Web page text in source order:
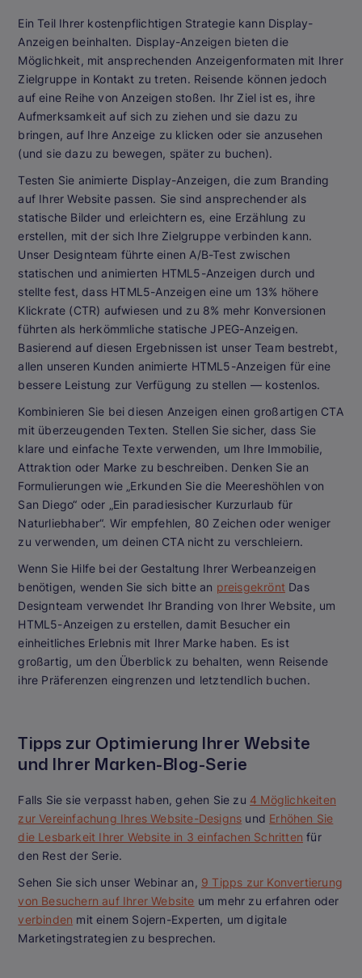
Ein Teil Ihrer kostenpflichtigen Strategie kann Display-
Anzeigen beinhalten. Display-Anzeigen bieten die
Möglichkeit, mit ansprechenden Anzeigenformaten mit Ihrer
Zielgruppe in Kontakt zu treten. Reisende können jedoch
auf eine Reihe von Anzeigen stoßen. Ihr Ziel ist es, ihre
Aufmerksamkeit auf sich zu ziehen und sie dazu zu
bringen, auf Ihre Anzeige zu klicken oder sie anzusehen
(und sie dazu zu bewegen, später zu buchen).
Testen Sie animierte Display-Anzeigen, die zum Branding
auf Ihrer Website passen. Sie sind ansprechender als
statische Bilder und erleichtern es, eine Erzählung zu
erstellen, mit der sich Ihre Zielgruppe verbinden kann.
Unser Designteam führte einen A/B-Test zwischen
statischen und animierten HTML5-Anzeigen durch und
stellte fest, dass HTML5-Anzeigen eine um 13% höhere
Klickrate (CTR) aufwiesen und zu 8% mehr Konversionen
führten als herkömmliche statische JPEG-Anzeigen.
Basierend auf diesen Ergebnissen ist unser Team bestrebt,
allen unseren Kunden animierte HTML5-Anzeigen für eine
bessere Leistung zur Verfügung zu stellen — kostenlos.
Kombinieren Sie bei diesen Anzeigen einen großartigen CTA
mit überzeugenden Texten. Stellen Sie sicher, dass Sie
klare und einfache Texte verwenden, um Ihre Immobilie,
Attraktion oder Marke zu beschreiben. Denken Sie an
Formulierungen wie „Erkunden Sie die Meereshöhlen von
San Diego“ oder „Ein paradiesischer Kurzurlaub für
Naturliebhaber“. Wir empfehlen, 80 Zeichen oder weniger
zu verwenden, um deinen CTA nicht zu verschleiern.
Wenn Sie Hilfe bei der Gestaltung Ihrer Werbeanzeigen
benötigen, wenden Sie sich bitte an preisgekrönt Das
Designteam verwendet Ihr Branding von Ihrer Website, um
HTML5-Anzeigen zu erstellen, damit Besucher ein
einheitliches Erlebnis mit Ihrer Marke haben. Es ist
großartig, um den Überblick zu behalten, wenn Reisende
ihre Präferenzen eingrenzen und letztendlich buchen.
Tipps zur Optimierung Ihrer Website
und Ihrer Marken-Blog-Serie
Falls Sie sie verpasst haben, gehen Sie zu 4 Möglichkeiten
zur Vereinfachung Ihres Website-Designs und Erhöhen Sie
die Lesbarkeit Ihrer Website in 3 einfachen Schritten für
den Rest der Serie.
Sehen Sie sich unser Webinar an, 9 Tipps zur Konvertierung
von Besuchern auf Ihrer Website um mehr zu erfahren oder
verbinden mit einem Sojern-Experten, um digitale
Marketingstrategien zu besprechen.